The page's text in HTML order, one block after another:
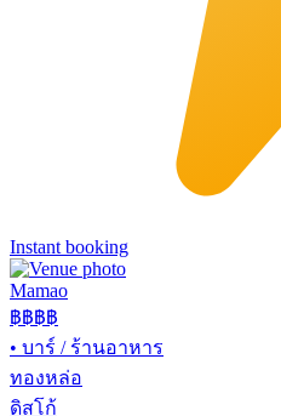
Instant booking
Mamao
฿฿฿฿
• บาร์ / ร้านอาหาร
ทองหล่อ
ดิสโก้